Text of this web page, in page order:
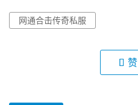
网通合击传奇私服
赞